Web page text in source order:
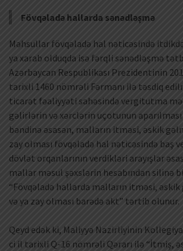
Fövqəladə hallarda sənədləşmə
Məhsullar fövqəladə hal nəticəsində
ya xarab olduqda isə fərqli sənədləşmə
Azərbaycan Respublikası Prezidentinin
tarixli 1460 nömrəli Fərmanı ilə təsdiq
ticarət fəaliyyəti sahəsində vergitutma
gəlirlərin və xərclərin uçotunun aparılması
bəndinə əsasən, malların itməsi, əskik
zay olması fövqəladə hal nəticəsində baş
dövlət orqanlarının verdikləri arayışlar
mallar məsul şəxslərin hesabından silinə
“Fövqəladə hallarda malların itməsi, əskik
və ya zay olması barədə akt” tərtib olunur.
Qeyd edək ki, Maliyyə Nazirliyinin
ci il tarixli Q-16 nömrəli Qərarı ilə “İtmiş,